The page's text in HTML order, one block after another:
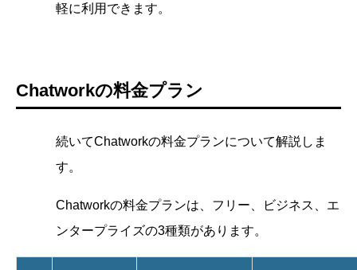
軽に利用できます。
Chatworkの料金プラン
続いてChatworkの料金プランについて解説しま
す。
Chatworkの料金プランは、フリー、ビジネス、エ
ンタープライズの3種類があります。